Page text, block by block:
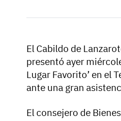
El Cabildo de
presentó ayer
Lugar Favorito’ en el
ante una gran
El consejero de